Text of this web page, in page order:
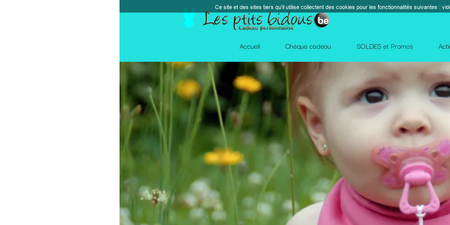
SOLDES et Promos Action Facebook Blog Des
Ce site et des sites tiers qu'il utilise collectent des cookies pour les fonctionnalités suivantes : vidéos, cartes, réseaux sociaux, calendrier,